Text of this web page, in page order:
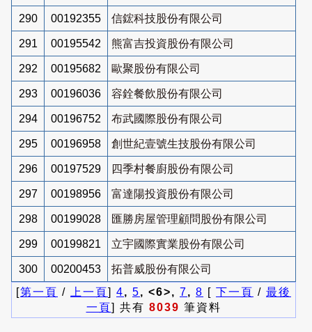
290 00192355 信鋐科技股份有限公司
291 00195542 熊富吉投資股份有限公司
292 00195682 歐聚股份有限公司
293 00196036 容銓餐飲股份有限公司
294 00196752 布武國際股份有限公司
295 00196958 創世紀壹號生技股份有限公司
296 00197529 四季村餐廚股份有限公司
297 00198956 富達陽投資股份有限公司
298 00199028 匯勝房屋管理顧問股份有限公司
299 00199821 立宇國際實業股份有限公司
300 00200453
拓普威股份有限公司
[第一頁 / 上一頁] 4, 5, <6>, 7, 8 [ 下一頁 / 最後
一頁] 共有 8039 筆資料